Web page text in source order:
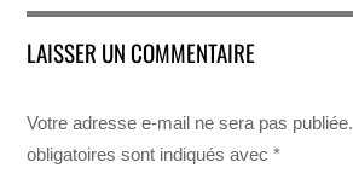
LAISSER UN COMMENTAIRE
Votre adresse e-mail ne sera pas publiée.
obligatoires sont indiqués avec*